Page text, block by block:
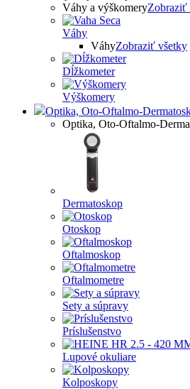
Váhy a výškomeryZobraziť
Váhy
VáhyZobraziť všetky
Dĺžkometer
Výškomery
Optika, Oto-Oftalmo-
Optika, Oto-Oftalmo-
Dermatoskop
Otoskop
Oftalmoskop
Oftalmometre
Sety a súpravy
Príslušenstvo
Lupové okuliare
Kolposkopy